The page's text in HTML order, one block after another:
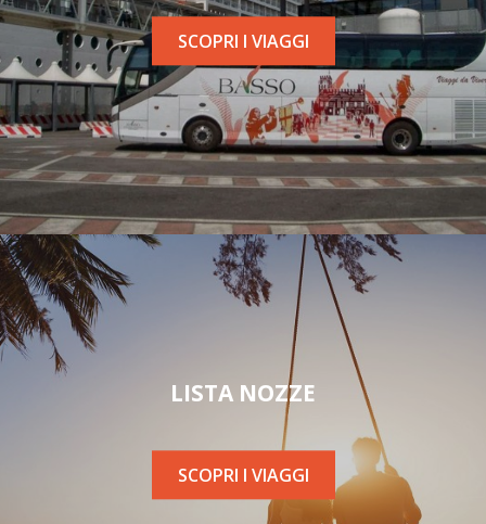
SCOPRI I VIAGGI
LISTA NOZZE
SCOPRI I VIAGGI